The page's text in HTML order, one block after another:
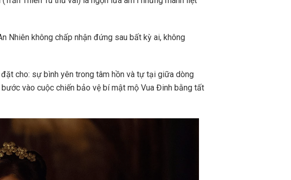
Nhiên không chấp nhận đứng sau bất kỳ ai, không
cho: sự bình yên trong tâm hồn và tự tại giữa dòng
vào cuộc chiến bảo vệ bí mật mộ Vua Đinh bằng tất